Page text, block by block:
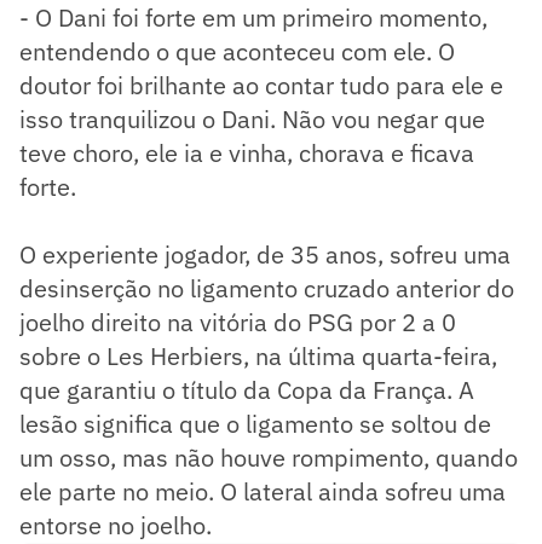
- O Dani foi forte em um primeiro momento,
entendendo o que aconteceu com ele. O
doutor foi brilhante ao contar tudo para ele e
isso tranquilizou o Dani. Não vou negar que
teve choro, ele ia e vinha, chorava e ficava
forte.
O experiente jogador, de 35 anos, sofreu uma
desinserção no ligamento cruzado anterior do
joelho direito na vitória do PSG por 2 a 0
sobre o Les Herbiers, na última quarta-feira,
que garantiu o título da Copa da França. A
lesão significa que o ligamento se soltou de
um osso, mas não houve rompimento, quando
ele parte no meio. O lateral ainda sofreu uma
entorse no joelho.